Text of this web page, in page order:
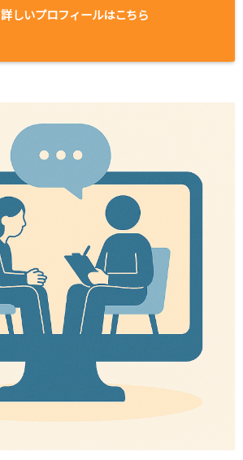
詳しいプロフィールはこちら